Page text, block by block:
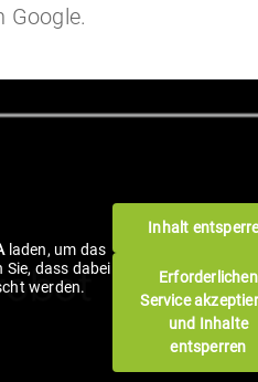
Google.
laden, um das
dass dabei
werden.
Inhalt
Erforderlichen
Service
und Inhalte
entsperren